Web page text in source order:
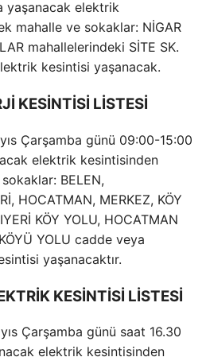
yaşanacak elektrik
mahalle ve sokaklar: NİGAR
mahallelerindeki SİTE SK.
kesintisi yaşanacak.
KESİNTİSİ LİSTESİ
Çarşamba günü 09:00-15:00
elektrik kesintisinden
BELEN,
HOCATMAN, MERKEZ, KÖY
KÖY YOLU, HOCATMAN
YOLU cadde veya
yaşanacaktır.
KESİNTİSİ LİSTESİ
Çarşamba günü saat 16.30
elektrik kesintisinden